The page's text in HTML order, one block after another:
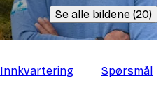
Se alle bildene (20)
Innkvartering
Spørsmål